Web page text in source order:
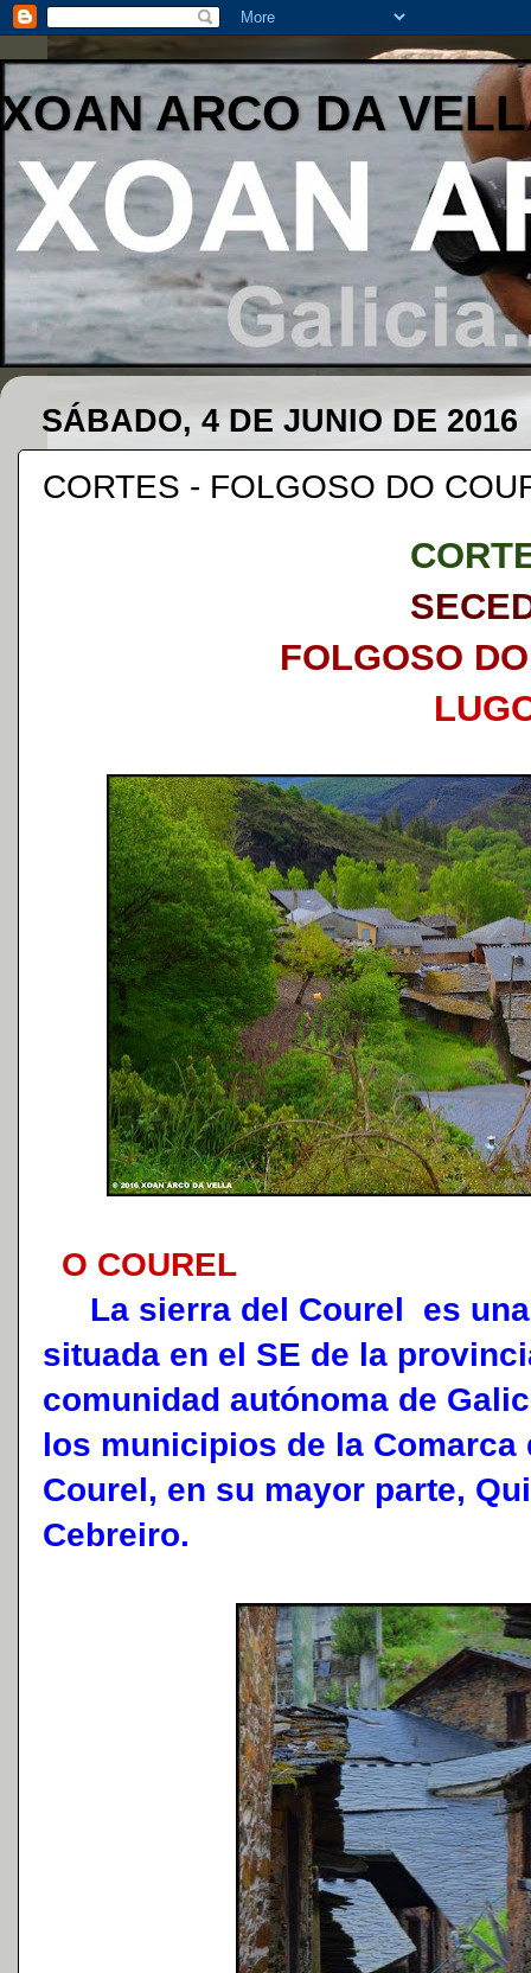
XOAN ARCO DA
SÁBADO, 4 DE JUNIO DE 2016
CORTES - FOLGOSO DO
FOLGOSO
O COUREL
La sierra del Courel es
situada en el SE de la
comunidad autónoma de
los municipios de la
Courel, en su mayor parte,
Cebreiro.